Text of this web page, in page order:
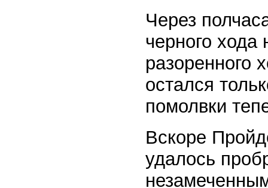
Через
черного хода
разоренного
остался
помолвки
Вскоре
удалось